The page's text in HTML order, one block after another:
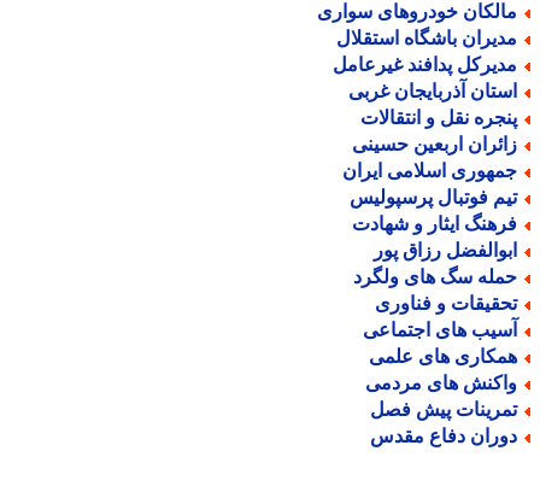
خودروهای سواری
باشگاه استقلال
پدافند غیرعامل
آذربایجان غربی
نقل و انتقالات
اربعین حسینی
اسلامی ایران
فوتبال پرسپولیس
ایثار و شهادت
رزاق پور
سگ های ولگرد
و فناوری
های اجتماعی
های علمی
های مردمی
پیش فصل
دفاع مقدس